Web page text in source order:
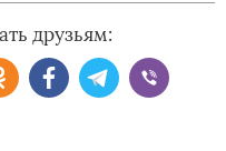
друзьям: